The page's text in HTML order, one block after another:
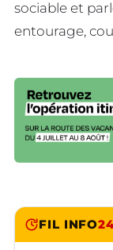
sociable et
entourage,
FIL INFO